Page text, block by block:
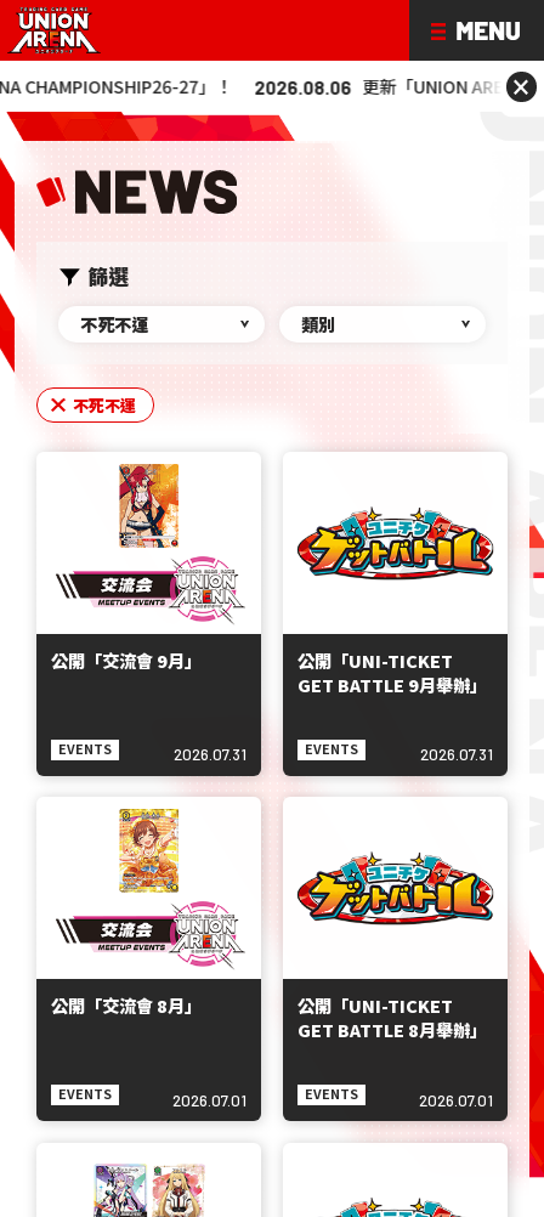
27」！ 2026.08.06 更新「UNION ARENA ×
篩選
不死不運 類別
不死不運
公開「交流會 9月」
EVENTS 2026.07.31
公開「UNI-TICKET
GET BATTLE 9月舉辦」
EVENTS 2026.07.31
公開「交流會 8月」
EVENTS 2026.07.01
公開「UNI-TICKET
GET BATTLE 8月舉辦」
EVENTS 2026.07.01